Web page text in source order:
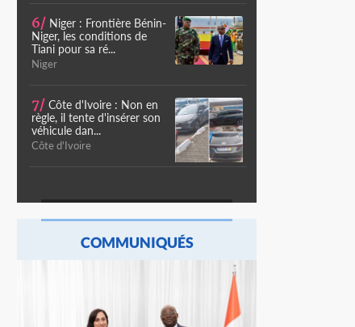
6/ Niger : Frontière Bénin-
Niger, les conditions de
Tiani pour sa ré...
Niger
7/ Côte d'Ivoire : Non en
règle, il tente d'insérer son
véhicule dan...
Côte d'Ivoire
COMMUNIQUÉS